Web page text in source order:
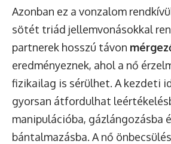
Azonban ez a vonzalom
sötét triád jellemvonásokkal
partnerek hosszú távon
eredményeznek, ahol a nő
fizikailag is sérülhet. A kezdeti
gyorsan átfordulhat
manipulációba, gázlángozásba
bántalmazásba. A nő